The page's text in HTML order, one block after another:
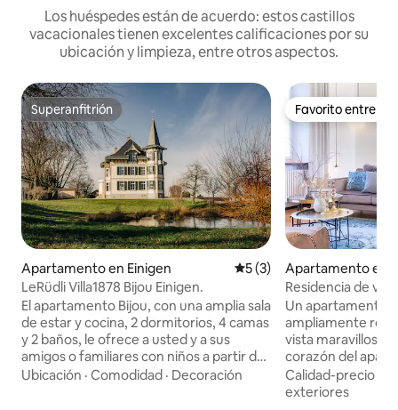
Los huéspedes están de acuerdo: estos castillos
vacacionales tienen excelentes calificaciones por su
ubicación y limpieza, entre otros aspectos.
Superanfitrión
Superanfitrión
Apartamento en Einigen Calificación promedio: 5
5 (3)
LeRüdli Villa1878 Bijou Einigen.
El apartamento Bijou, con una amplia sala
de estar y cocina, 2 dormitorios, 4 camas
y 2 baños, le ofrece a usted y a sus
amigos o familiares con niños a partir de
12 años, disfrute y relajación al más alto
Ubicación · Comodidad · Decoración
Favorito entre
Favorito entre
Apartamento en
Residencia de
castillo de
Un apartamento
ampliamente
vista maravillosa
corazón del
cocina
Salón de los
Calidad-precio
exteriores